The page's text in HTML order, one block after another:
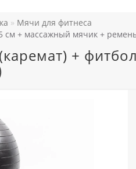
Мячи для фитнеса
+ массажный мячик +
+